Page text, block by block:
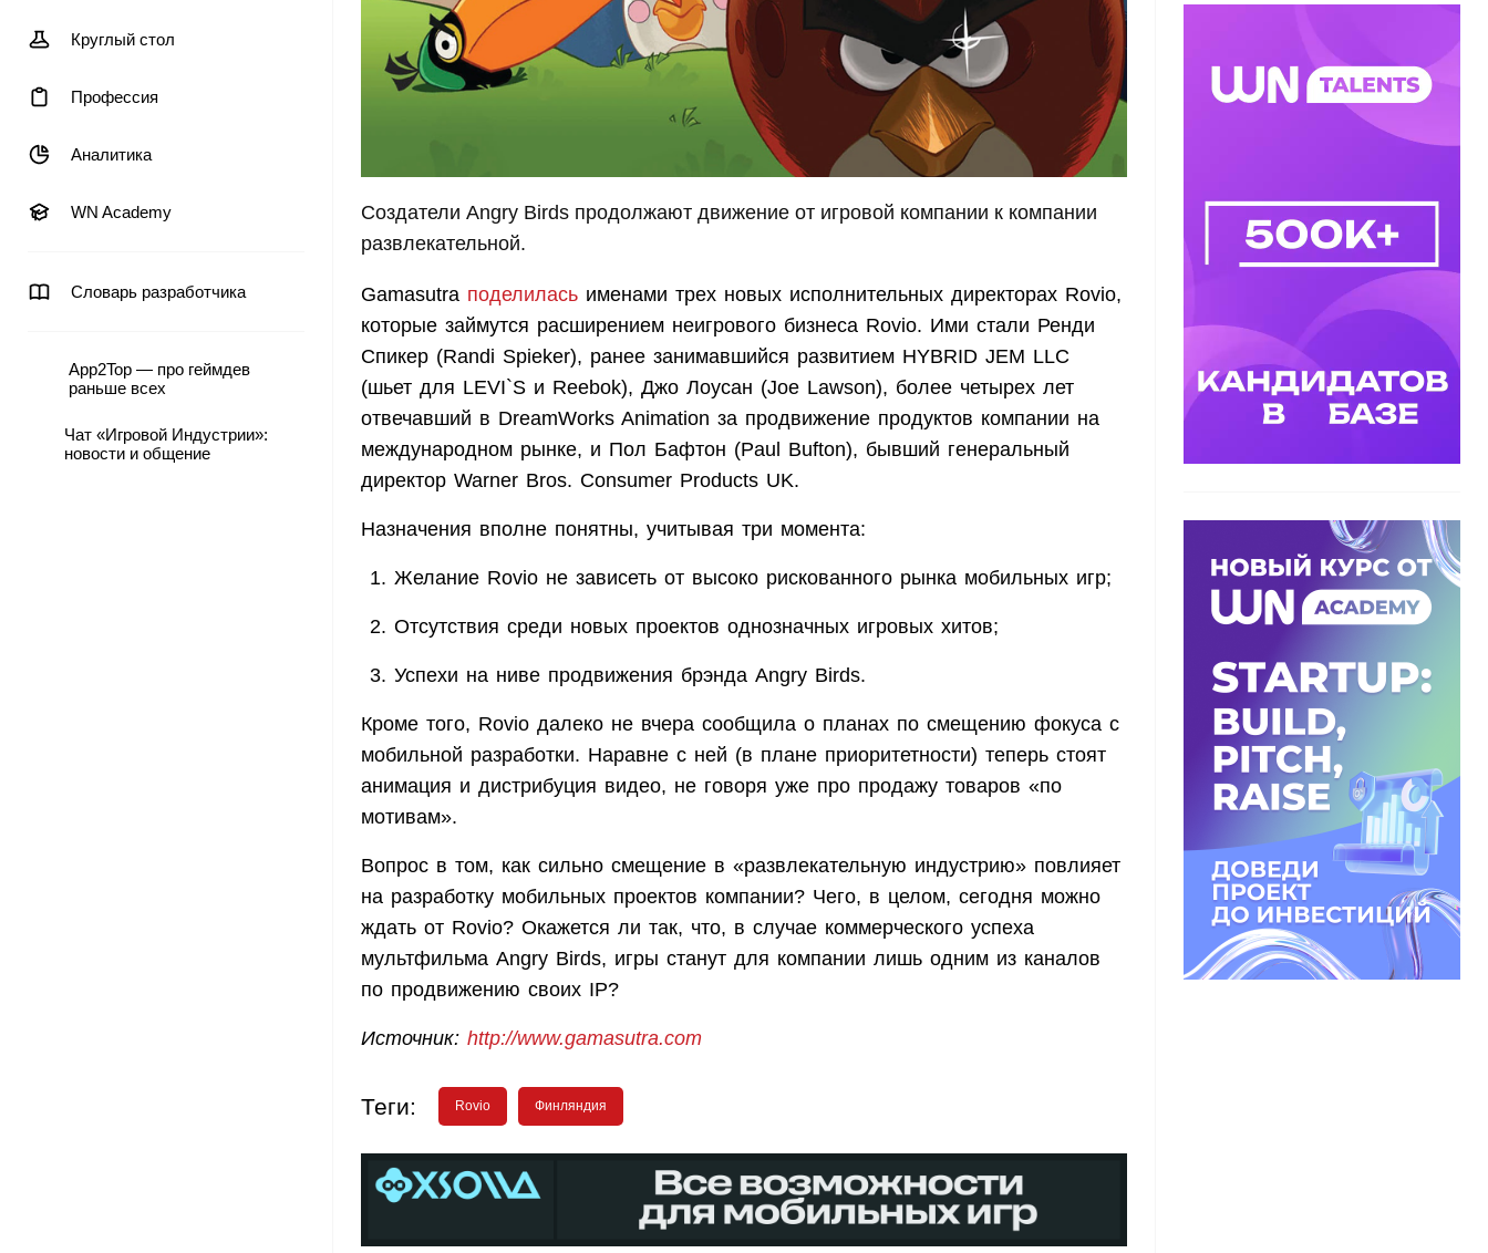
Круглый стол
Профессия
Аналитика
WN Academy
Словарь разработчика
App2Top — про геймдев
раньше всех
Чат «Игровой Индустрии»:
новости и общение
Создатели Angry Birds продолжают движение от игровой компании к компании
развлекательной.
Gamasutra поделилась именами трех новых исполнительных директорах Rovio,
которые займутся расширением неигрового бизнеса Rovio. Ими стали Ренди
Спикер (Randi Spieker), ранее занимавшийся развитием HYBRID JEM LLC
(шьет для LEVI`S и Reebok), Джо Лоусан (Joe Lawson), более четырех лет
отвечавший в DreamWorks Animation за продвижение продуктов компании на
международном рынке, и Пол Бафтон (Paul Bufton), бывший генеральный
директор Warner Bros. Consumer Products UK.
Назначения вполне понятны, учитывая три момента:
Желание Rovio не зависеть от высоко рискованного рынка мобильных игр;
Отсутствия среди новых проектов однозначных игровых хитов;
Успехи на ниве продвижения брэнда Angry Birds.
Кроме того, Rovio далеко не вчера сообщила о планах по смещению фокуса с
мобильной разработки. Наравне с ней (в плане приоритетности) теперь стоят
анимация и дистрибуция видео, не говоря уже про продажу товаров «по
мотивам».
Вопрос в том, как сильно смещение в «развлекательную индустрию» повлияет
на разработку мобильных проектов компании? Чего, в целом, сегодня можно
ждать от Rovio? Окажется ли так, что, в случае коммерческого успеха
мультфильма Angry Birds, игры станут для компании лишь одним из каналов
по продвижению своих IP?
Источник: http://www.gamasutra.com
Теги: Rovio Финляндия